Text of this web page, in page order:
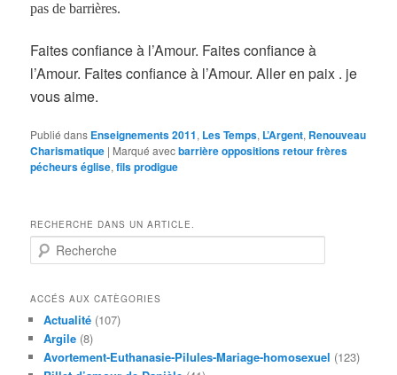
pas de barrières.
Faites confiance à l’Amour. Faites confiance à
l’Amour. Faites confiance à l’Amour. Aller en paix . je
vous aime.
Publié dans Enseignements 2011, Les Temps, L’Argent, Renouveau
Charismatique | Marqué avecbarrière oppositions retour frères
pécheurs église,fils prodigue
RECHERCHE DANS UN ARTICLE.
e
h
c
h
ACCÉS AUX CATÈGORIES
Actualité (107)
Argile (8)
Avortement-Euthanasie-Pilules-Mariage-homosexuel (123)